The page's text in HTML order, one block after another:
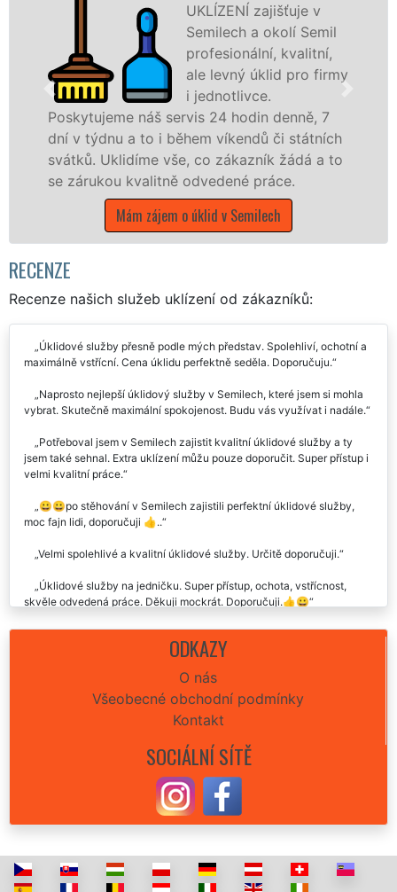
UKLÍZENÍ zajišťuje v
Semilech a okolí Semil
profesionální, kvalitní,
ale levný úklid pro firmy
i jednotlivce.
servis 24 hodin denně, 7
i během víkendů či státních
vše, co zákazník žádá a to
odvedené práce.
zájem o úklid v Semilech
nabízíme pro
státní podniky,
Libereckém
RECENZE
Recenze našich služeb uklízení od zákazníků:
Úklidové služby přesně podle mých představ. Spolehliví, ochotní a
maximálně vstřícní. Cena úklidu perfektně seděla. Doporučuju.
Naprosto nejlepší úklidový služby v Semilech, které jsem si mohla
vybrat. Skutečně maximální spokojenost. Budu vás využívat i nadále.
Potřeboval jsem v Semilech zajistit kvalitní úklidové služby a ty
jsem také sehnal. Extra uklízení můžu pouze doporučit. Super přístup i
velmi kvalitní práce.
😀😀po stěhování v Semilech zajistili perfektní úklidové služby,
moc fajn lidi, doporučuji 👍..
Velmi spolehlivé a kvalitní úklidové služby. Určitě doporučuji.
Úklidové služby na jedničku. Super přístup, ochota, vstřícnost,
skvěle odvedená práce. Děkuji mockrát. Doporučuji.👍😀
Perfektní úklidové služby které my byly v Semilech poskytnuty.
Rozhodně budu využívat i nadále. Děkuji a doporučuji.
ODKAZY
O nás
Všeobecné obchodní podmínky
Kontakt
SOCIÁLNÍ SÍTĚ